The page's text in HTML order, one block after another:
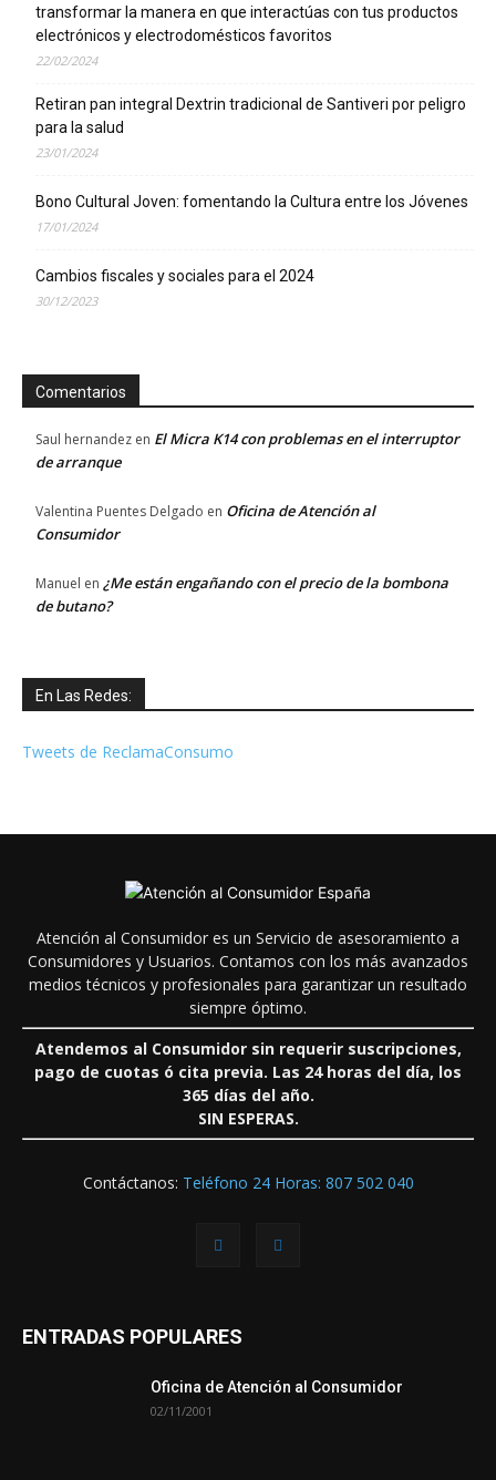
transformar la manera en que interactúas con tus productos
electrónicos y electrodomésticos favoritos
22/02/2024
Retiran pan integral Dextrin tradicional de Santiveri por peligro
para la salud
23/01/2024
Bono Cultural Joven: fomentando la Cultura entre los Jóvenes
17/01/2024
Cambios fiscales y sociales para el 2024
30/12/2023
Comentarios
Saul hernandez en El Micra K14 con problemas en el interruptor
de arranque
Valentina Puentes Delgado en Oficina de Atención al
Consumidor
Manuel en ¿Me están engañando con el precio de la bombona
de butano?
En Las Redes:
Tweets de ReclamaConsumo
Atención al Consumidor es un Servicio de asesoramiento a
Consumidores y Usuarios. Contamos con los más avanzados
medios técnicos y profesionales para garantizar un resultado
siempre óptimo.
Atendemos al Consumidor sin requerir suscripciones,
pago de cuotas ó cita previa. Las 24 horas del día, los
365 días del año.
SIN ESPERAS.
Contáctanos: Teléfono 24 Horas: 807 502 040
ENTRADAS POPULARES
Oficina de Atención al Consumidor
02/11/2001